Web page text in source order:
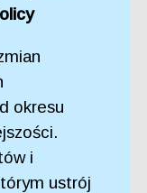
okresu
i
ustrój